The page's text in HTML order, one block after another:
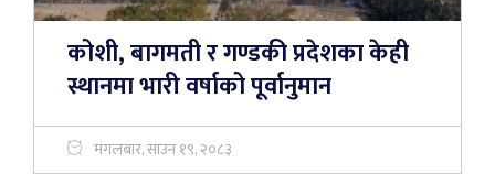
कोशी, बागमती र गण्डकी प्रदेशका केही
स्थानमा भारी वर्षाको पूर्वानुमान
मंगलबार, साउन १९, २०८३